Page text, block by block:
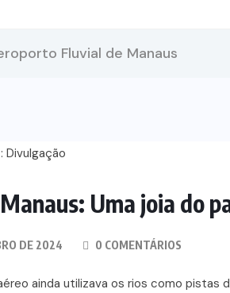
Fluvial de Manaus
Uma joia do
DE 2024 0 COMENTÁRIOS
ainda utilizava os rios como pistas